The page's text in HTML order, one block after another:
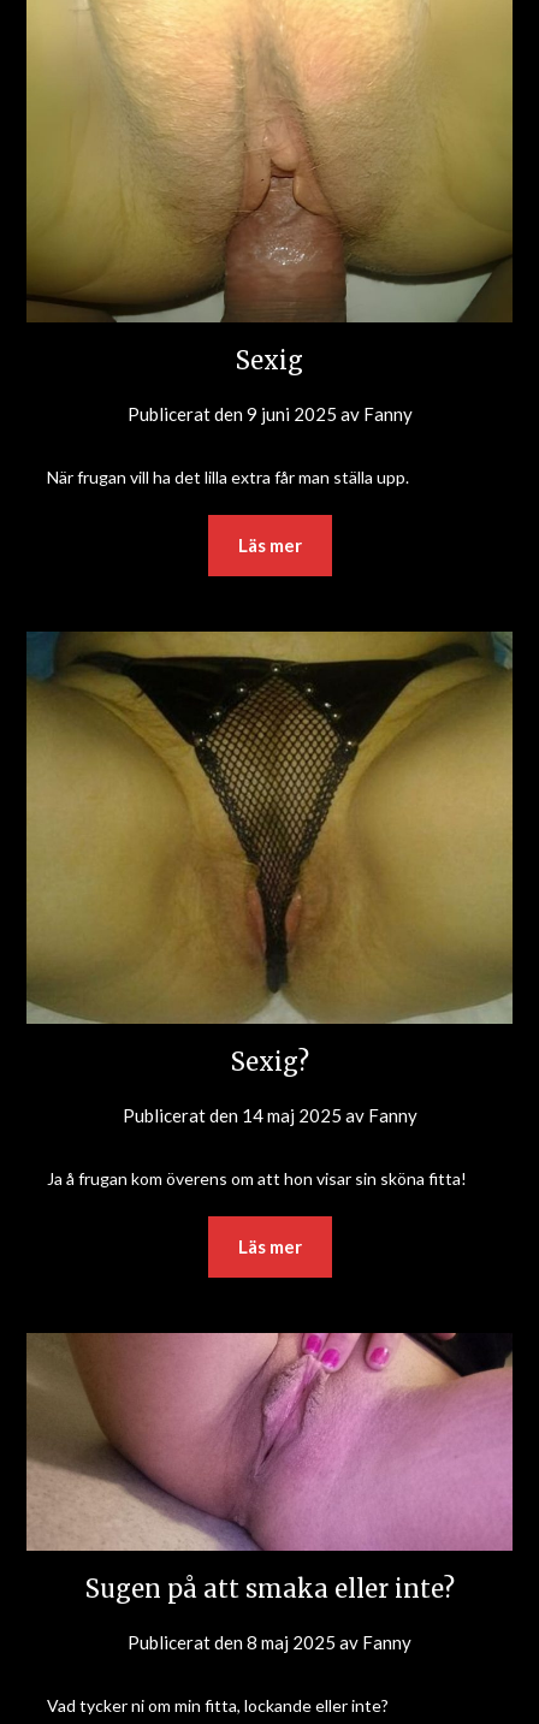
Sexig
Publicerat den9 juni 2025 av Fanny
När frugan vill ha det lilla extra får man ställa upp.
Läs mer
Sexig?
Publicerat den 14 maj 2025 av Fanny
Ja å frugan kom överens om att hon visar sin sköna fitta!
Läs mer
Sugen på att smaka eller inte?
Publicerat den8 maj 2025 av Fanny
Vad tycker ni om min fitta, lockande eller inte?